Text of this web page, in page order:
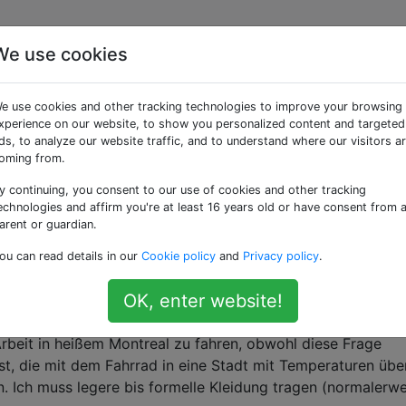
Fragen
ob fahrradspezifisch oder alltäglich.
bei der Arbeit auf?
fahren, aber wir haben keine Duschen und keinen
aufräumen und tragen? Mein Büro ist geschäftlich
und präsentabel aussehen.
Arbeit fahren?
in heißem Montreal zu fahren, obwohl diese Frage
die mit dem Fahrrad in eine Stadt mit Temperaturen
Ich muss legere bis formelle Kleidung tragen
use cookies
use cookies and other tracking technologies to improve your browsing
on our website, to show you personalized content and targeted
to analyze our website traffic, and to understand where our visitors
from.
continuing, you consent to our use of cookies and other tracking
and affirm you're at least 16 years old or have consent from a
or guardian.
can read details in our Cookie policy and Privacy policy.
OK, enter website!